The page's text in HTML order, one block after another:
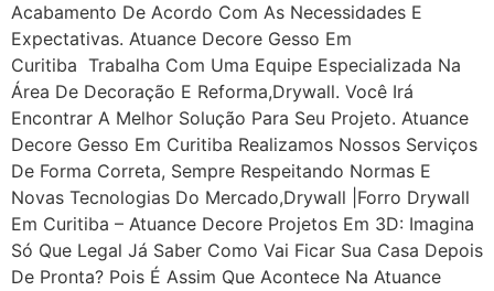
Acabamento De Acordo Com As Necessidades E
Expectativas. Atuance Decore Gesso Em
Curitiba Trabalha Com Uma Equipe Especializada Na
Área De Decoração E Reforma,drywall. Você Irá
Encontrar A Melhor Solução Para Seu Projeto. Atuance
Decore Gesso Em Curitiba Realizamos Nossos Serviços
De Forma Correta, Sempre Respeitando Normas E
Novas Tecnologias Do Mercado,drywall |Forro Drywall
Em Curitiba – Atuance Decore Projetos Em 3D: Imagina
Só Que Legal Já Saber Como Vai Ficar Sua Casa Depois
De Pronta? Pois É Assim Que Acontece Na Atuance